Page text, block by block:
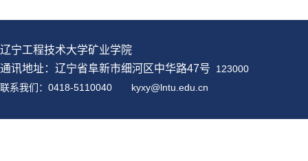
辽宁工程技术大学矿业学院
通讯地址：辽宁省阜新市细河区中华路47号 123000
联系我们：0418-5110040
kyxy@lntu .edu.cn